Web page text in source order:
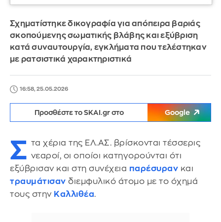
Σχηματίστηκε δικογραφία για απόπειρα βαριάς
σκοπούμενης σωματικής βλάβης και εξύβριση
κατά συναυτουργία, εγκλήματα που τελέστηκαν
με ρατσιστικά χαρακτηριστικά
16:58, 25.05.2026
Προσθέστε το SKAI.gr στο Google
Σ τα χέρια της ΕΛ.ΑΣ. βρίσκονται τέσσερις
νεαροί, οι οποίοι κατηγορούνται ότι
εξύβρισαν και στη συνέχεια παρέσυραν και
τραυμάτισαν διεμφυλικό άτομο με το όχημά
τους στην Καλλιθέα.